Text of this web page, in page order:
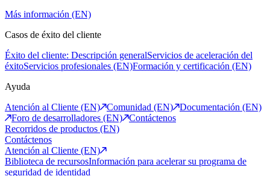
Más información (EN)
Casos de éxito del cliente
Éxito del cliente: Descripción generalServicios de aceleración del
éxitoServicios profesionales (EN)Formación y certificación (EN)
Ayuda
Atención al Cliente (EN)
Comunidad (EN)
Documentación (EN)
Foro de desarrolladores (EN)
Contáctenos
Recorridos de productos (EN)
Contáctenos
Atención al Cliente (EN)
Biblioteca de recursosInformación para acelerar su programa de
seguridad de identidad